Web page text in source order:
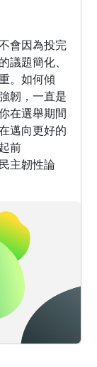
會因為投完
議題簡化、
。如何傾
韌，一直是
在選舉期間
邁向更好的
前
主韌性論